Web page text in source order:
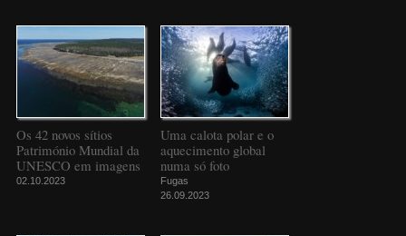
Os 42 novos sítios
Património Mundial da
UNESCO em imagens
02.10.2023
Uma calota polar e o
aquecimento global
numa só foto
Fugas
26.09.2023